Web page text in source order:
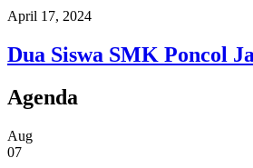
April 17, 2024
Dua Siswa SMK Poncol
Agenda
Aug
07